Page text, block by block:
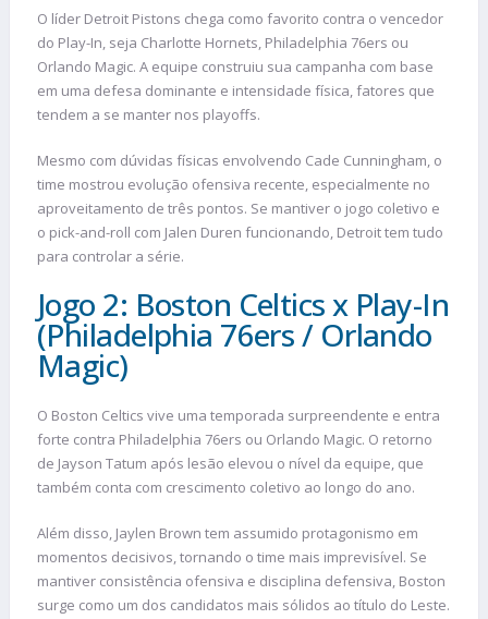
O líder Detroit Pistons chega como favorito contra o vencedor
do Play-In, seja Charlotte Hornets, Philadelphia 76ers ou
Orlando Magic. A equipe construiu sua campanha com base
em uma defesa dominante e intensidade física, fatores que
tendem a se manter nos playoffs.
Mesmo com dúvidas físicas envolvendo Cade Cunningham, o
time mostrou evolução ofensiva recente, especialmente no
aproveitamento de três pontos. Se mantiver o jogo coletivo e
o pick-and-roll com Jalen Duren funcionando, Detroit tem tudo
para controlar a série.
Jogo 2: Boston Celtics x Play-In
(Philadelphia 76ers / Orlando
Magic)
O Boston Celtics vive uma temporada surpreendente e entra
forte contra Philadelphia 76ers ou Orlando Magic. O retorno
de Jayson Tatum após lesão elevou o nível da equipe, que
também conta com crescimento coletivo ao longo do ano.
Além disso, Jaylen Brown tem assumido protagonismo em
momentos decisivos, tornando o time mais imprevisível. Se
mantiver consistência ofensiva e disciplina defensiva, Boston
surge como um dos candidatos mais sólidos ao título do Leste.